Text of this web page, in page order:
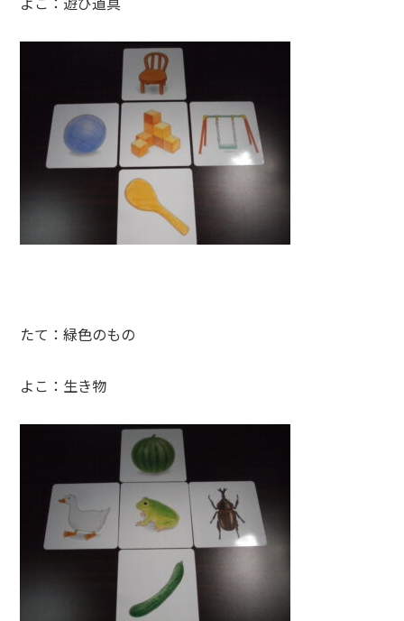
たて：緑色のもの
よこ：生き物